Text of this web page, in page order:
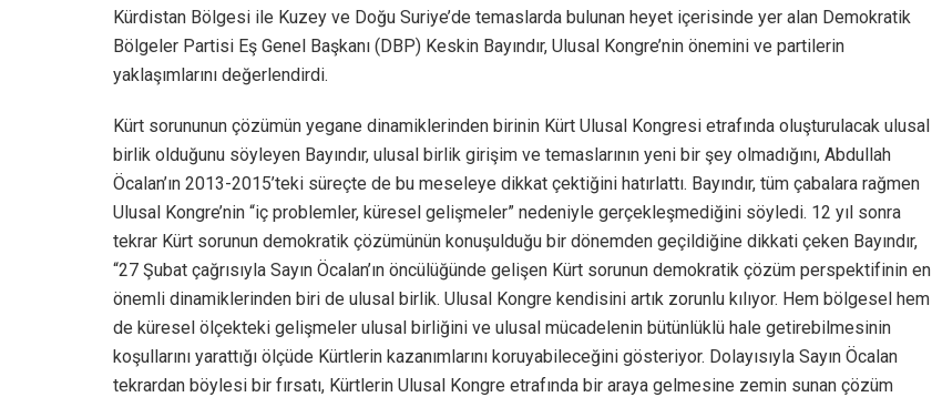
Kürdistan Bölgesi ile Kuzey ve Doğu Suriye’de temaslarda bulunan heyet içerisinde yer alan Demokratik
Bölgeler Partisi Eş Genel Başkanı (DBP) Keskin Bayındır, Ulusal Kongre’nin önemini ve partilerin
yaklaşımlarını değerlendirdi.
Kürt sorununun çözümün yegane dinamiklerinden birinin Kürt Ulusal Kongresi etrafında oluşturulacak ulusal
birlik olduğunu söyleyen Bayındır, ulusal birlik girişim ve temaslarının yeni bir şey olmadığını, Abdullah
Öcalan’ın 2013-2015’teki süreçte de bu meseleye dikkat çektiğini hatırlattı. Bayındır, tüm çabalara rağmen
Ulusal Kongre’nin “iç problemler, küresel gelişmeler” nedeniyle gerçekleşmediğini söyledi. 12 yıl sonra
tekrar Kürt sorunun demokratik çözümünün konuşulduğu bir dönemden geçildiğine dikkati çeken Bayındır,
“27 Şubat çağrısıyla Sayın Öcalan’ın öncülüğünde gelişen Kürt sorunun demokratik çözüm perspektifinin en
önemli dinamiklerinden biri de ulusal birlik. Ulusal Kongre kendisini artık zorunlu kılıyor. Hem bölgesel hem
de küresel ölçekteki gelişmeler ulusal birliğini ve ulusal mücadelenin bütünlüklü hale getirebilmesinin
koşullarını yarattığı ölçüde Kürtlerin kazanımlarını koruyabileceğini gösteriyor. Dolayısıyla Sayın Öcalan
tekrardan böylesi bir fırsatı, Kürtlerin Ulusal Kongre etrafında bir araya gelmesine zemin sunan çözüm